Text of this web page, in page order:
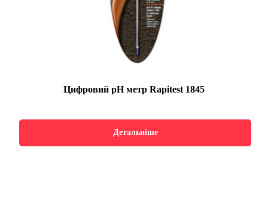
Цифровий pH метр Rapitest 1845
Детальніше